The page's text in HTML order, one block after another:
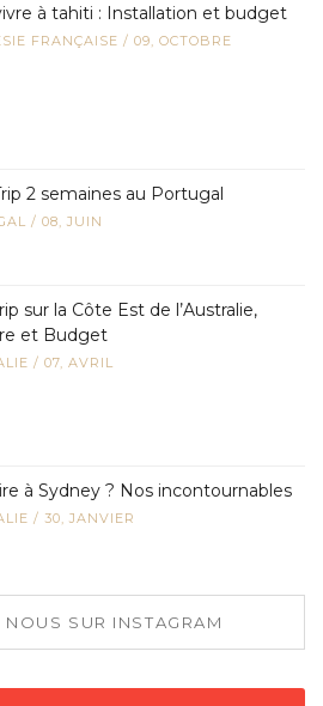
à tahiti : Installation et budget
FRANÇAISE / 09, OCTOBRE
2 semaines au Portugal
/ 08, JUIN
sur la Côte Est de l’Australie,
et Budget
/ 07, AVRIL
à Sydney ? Nos incontournables
/ 30, JANVIER
NOUS SUR INSTAGRAM